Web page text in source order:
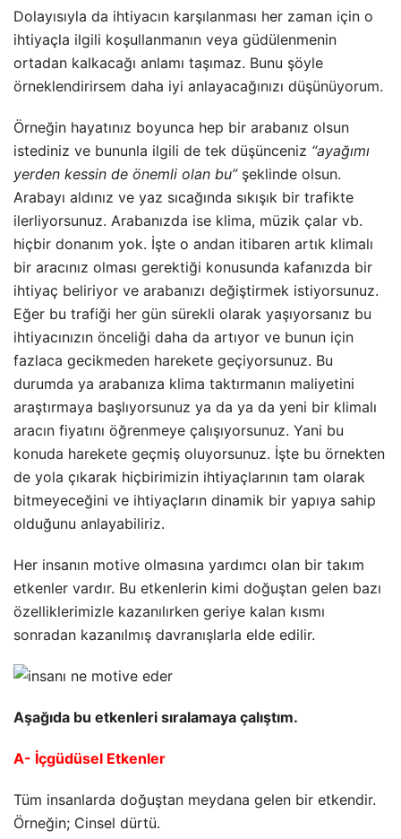
Dolayısıyla da ihtiyacın karşılanması her zaman için o
ihtiyaçla ilgili koşullanmanın veya güdülenmenin
ortadan kalkacağı anlamı taşımaz. Bunu şöyle
örneklendirirsem daha iyi anlayacağınızı düşünüyorum.
Örneğin hayatınız boyunca hep bir arabanız olsun
istediniz ve bununla ilgili de tek düşünceniz “ayağımı
yerden kessin de önemli olan bu”şeklinde olsun.
Arabayı aldınız ve yaz sıcağında sıkışık bir trafikte
ilerliyorsunuz. Arabanızda ise klima, müzik çalar vb.
hiçbir donanım yok. İşte o andan itibaren artık klimalı
bir aracınız olması gerektiği konusunda kafanızda bir
ihtiyaç beliriyor ve arabanızı değiştirmek istiyorsunuz.
Eğer bu trafiği her gün sürekli olarak yaşıyorsanız bu
ihtiyacınızın önceliği daha da artıyor ve bunun için
fazlaca gecikmeden harekete geçiyorsunuz. Bu
durumda ya arabanıza klima taktırmanın maliyetini
araştırmaya başlıyorsunuz ya da ya da yeni bir klimalı
aracın fiyatını öğrenmeye çalışıyorsunuz. Yani bu
konuda harekete geçmiş oluyorsunuz. İşte bu örnekten
de yola çıkarak hiçbirimizin ihtiyaçlarının tam olarak
bitmeyeceğini ve ihtiyaçların dinamik bir yapıya sahip
olduğunu anlayabiliriz.
Her insanın motive olmasına yardımcı olan bir takım
etkenler vardır. Bu etkenlerin kimi doğuştan gelen bazı
özelliklerimizle kazanılırken geriye kalan kısmı
sonradan kazanılmış davranışlarla elde edilir.
Aşağıda bu etkenleri sıralamaya çalıştım.
A- İçgüdüsel Etkenler
Tüm insanlarda doğuştan meydana gelen bir etkendir.
Örneğin; Cinsel dürtü.